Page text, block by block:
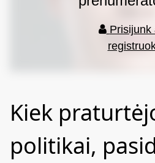
Prisijunk
Kiek
politikai,